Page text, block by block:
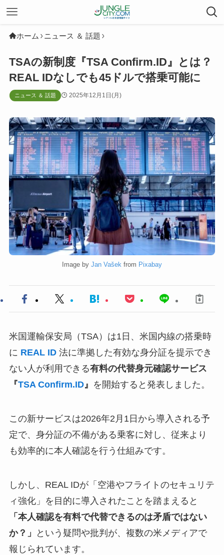
ホーム ニュース ＆ 話題
TSAの新制度『TSA Confirm.ID』とは？
REAL IDなしでも45ドルで搭乗可能に
ニュース ＆ 話題 2025年12月1日(月)
Image by Jan Vašek from Pixabay
米国運輸保安局（TSA）は1日、米国内線の搭乗時
に REAL ID法に準拠した有効な身分証を提示でき
ない人が利用できる有料の代替身元確認サービス
『TSA Confirm.ID』 を開始すると発表しました。
この新サービスは2026年2月1日から導入される予
定で、身分証の不備がある乗客に対し、従来より
も効率的に本人確認を行う仕組みです。
しかし、REAL IDが「空港やフライトのセキュリテ
ィ強化」を目的に導入されたことを踏まえると
「本人確認を有料で代替できるのは矛盾ではない
か？」
という疑問や批判が、複数の米メディアで
報じられています。